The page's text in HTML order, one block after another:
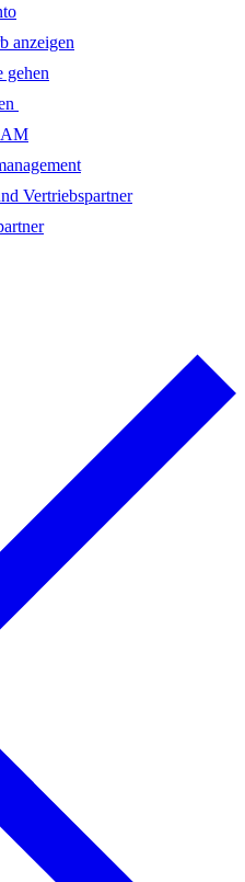
anzeigen
gehen
Vertriebspartner